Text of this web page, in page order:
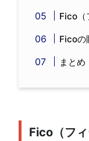
Fico（
Ficoの
まとめ
Fico（フ